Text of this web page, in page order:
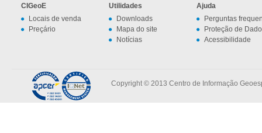
CIGeoE
Locais de venda
Preçário
Utilidades
Downloads
Mapa do site
Notícias
Ajuda
Perguntas
Proteção de
Acessibilidade
Copyright © 2013 Centro de Informação